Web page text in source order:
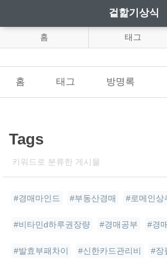
겉핥기상식
홈 태그
홈 태그 방명록
Tags
키워드로 분류한 게시물
#경매마인드 #부동산경매 #로메인상
#비타민d하루권장량 #경매공부 #경매
#발효부패차이 #신한카드관리비 #장